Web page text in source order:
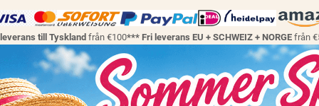
till Tyskland från €100*** Fri leverans EU + SCHWEIZ + NORGE från